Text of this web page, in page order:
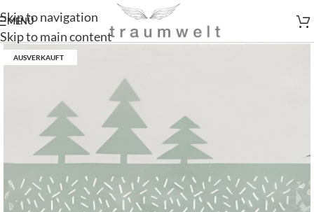
Skip to navigation
Skip to main content
MENÜ
AUSVERKAUFT